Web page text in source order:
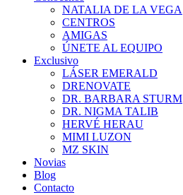
NATALIA DE LA VEGA
CENTROS
AMIGAS
ÚNETE AL EQUIPO
Exclusivo
LÁSER EMERALD
DRENOVATE
DR. BARBARA STURM
DR. NIGMA TALIB
HERVÉ HERAU
MIMI LUZON
MZ SKIN
Novias
Blog
Contacto